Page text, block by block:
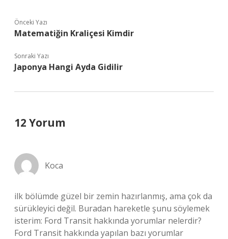
Önceki Yazı
Matematiğin Kraliçesi Kimdir
Sonraki Yazı
Japonya Hangi Ayda Gidilir
12 Yorum
Koca
ilk bölümde güzel bir zemin hazırlanmış, ama çok da
sürükleyici değil. Buradan hareketle şunu söylemek
isterim: Ford Transit hakkında yorumlar nelerdir?
Ford Transit hakkında yapılan bazı yorumlar